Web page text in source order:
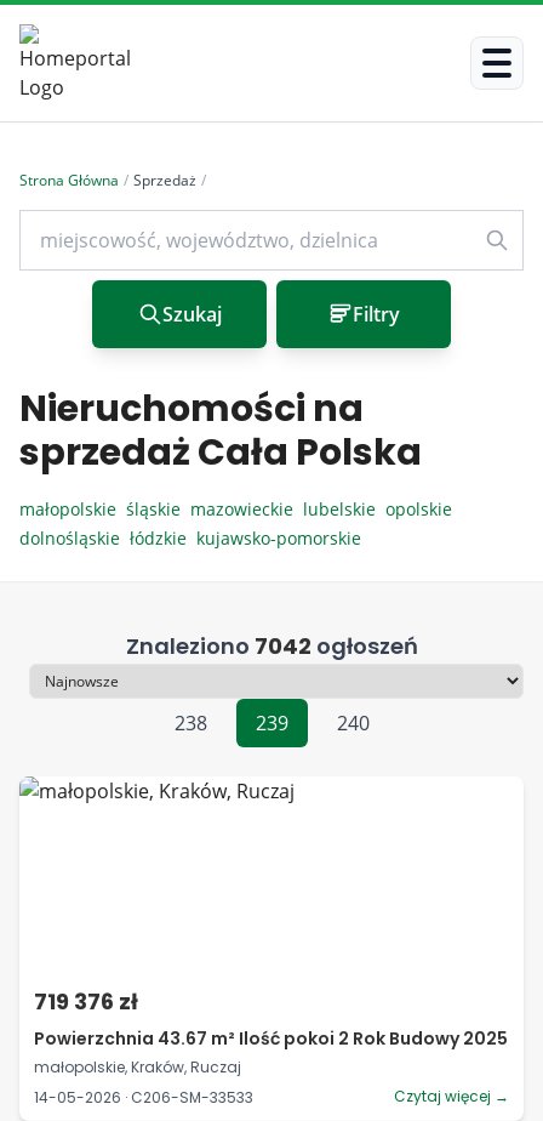
Strona Główna / Sprzedaż /
Szukaj Filtry
Nieruchomości na
sprzedaż Cała Polska
małopolskie śląskie mazowieckie lubelskie opolskie
dolnośląskie łódzkie kujawsko-pomorskie
Znaleziono 7042 ogłoszeń
Sortowanie
238
239 240
719 376 zł
Powierzchnia 43.67 m² Ilość pokoi 2 Rok Budowy 2025
małopolskie, Kraków, Ruczaj
14-05-2026 · C206-SM-33533
Czytaj więcej →